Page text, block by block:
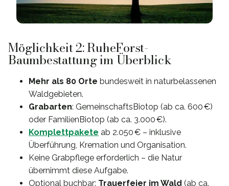
Möglichkeit 2: RuheForst-
Baumbestattung im Überblick
Mehr als 80 Orte bundesweit in naturbelassenen
Waldgebieten.
Grabarten: GemeinschaftsBiotop (ab ca. 600 €)
oder FamilienBiotop (ab ca. 3.000 €).
Komplettpakete ab 2.050 € – inklusive
Überführung, Kremation und Organisation.
Keine Grabpflege erforderlich – die Natur
übernimmt diese Aufgabe.
Optional buchbar: Trauerfeier im Wald (ab ca.